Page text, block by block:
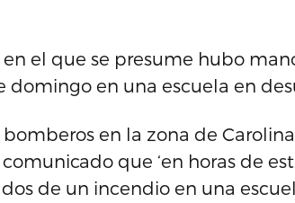
el que se presume hubo
domingo en una escuela en
bomberos en la zona de
que ‘en horas de
de un incendio en una